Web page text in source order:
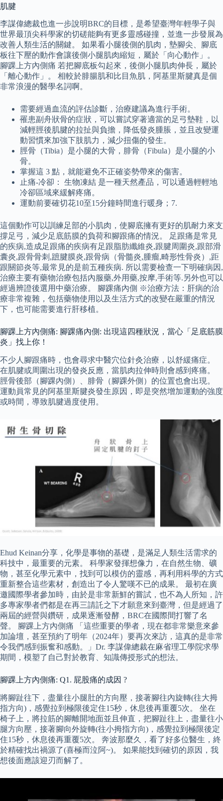
肌腱
李謀偉總裁也進一步說明BRC的目標，是希望臺灣年輕學子與
世界最頂尖科學家的切磋能夠有更多靈感碰撞，並進一步發展為
改善人類生活的關鍵。 如果看小腿後側的肌肉，墊腳尖、腳底
板往下壓的動作會讓後側小腿肌肉縮短，屬於「向心動作」。
腳踝上方內側痛 若把腳底板勾起來，後側小腿肌肉伸長，屬於
「離心動作」。 相較於腓腸肌和比目魚肌，阿基里斯腱真是個
非常浪漫的醫學名詞啊。
需要經過血流的評估診斷，治療建議為進行手術。
罹患副舟狀骨的症狀，可以嘗試穿著適當的足弓墊鞋，以
減輕脛後肌腱的拉扯與負擔，降低發炎腫脹，並且改變運
動習慣來加強下肢肌力，減少扭傷的發生。
脛骨（Tibia）是小腿的大骨，腓骨（Fibula）是小腿的小
骨。
掌握這 3 點，就能避免不正確姿勢帶來的傷害。
止痛-冷卻： 生物凍結 是一種天然產品，可以通過輕輕地
冷卻區域來緩解疼痛。
運動前要確切花10至15分鐘時間進行暖身；7.
這個動作可以訓練足部的小肌肉，使腳底擁有更好的肌耐力來支
撐足弓，減少足底筋膜的負荷和腳跟痛的情況。 足跟痛是常見
的疾病,造成足跟痛的疾病有足跟脂肪纖維炎,跟腱周圍炎,跟部滑
囊炎,跟骨骨刺,蹠腱膜炎,跟骨病（骨髓炎,腫瘤,畸形性骨炎）,距
跟關節炎等,最常見的是前五種疾病. 所以需要檢查一下明確病因,
治療主要有藥物治療包括內服藥,外用藥,按摩,手術等.另外也可以
經過辨證後選用中藥治療。 腳踝痛內側 ※治療方法：肝病的治
療非常複雜，包括藥物使用以及生活方式的改變在嚴重的情況
下，也可能需要進行肝移植。
腳踝上方內側痛: 腳踝痛內側: 出現這四種狀況，當心「足底筋膜
炎」找上你！
不少人腳跟痛時，也會尋求中醫穴位針灸治療，以舒緩痛症。
在肌腱或周圍出現的發炎反應，當肌肉拉伸時則會感到疼痛。
脛骨後部（腳踝內側）、腓骨（腳踝外側）的位置也會出現。
運動員常見的阿基里斯腱炎發生原因，即是突然增加運動的強度
或時間，導致肌腱過度使用。
Ehud Keinan分享，化學是事物的基礎，是滿足人類生活需求的
科技中，最重要的元素。 科學家發揮想像力，在自然生物、礦
物，甚至化學元素中，找到可以模仿的靈感，再利用科學的方式
重新整合這些素材，創造出了令人驚嘆不已的成果。 最初在廣
邀國際學者參加時，由於是非常新鮮的嘗試，也不為人所知，許
多專家學者們都是在再三請託之下才願意來到臺灣，但是經過了
兩屆的經營與鑽研，成果逐漸發酵，BRC在國際間打響了名
聲。 腳踝上方內側痛 「這些重要的學者，現在都非常樂意來參
加論壇，甚至預約了明年（2024年）要再次來訪，這真的是非常
令我們感到振奮和感動。」Dr. 李謀偉總裁在麻省理工學院求學
期間，模塑了自己對於教育、知識傳授形式的想法。
腳踝上方內側痛: Q1. 屁股痛的成因 ?
將腳趾往下，盡量往小腿肚的方向壓，接著腳往內旋轉(往大拇
指方向)，感覺拉到極限後定住15秒，休息後再重覆5次。 坐在
椅子上，將拉筋的腳離開地面並且伸直，把腳趾往上，盡量往小
腿方向壓，接著腳向外旋轉(往小拇指方向)，感覺拉到極限後定
住15秒，休息後再重覆5次。 奔波那麼久，看了好多位醫生，終
於精確找出禍源了(喜極而泣阿~)。 如果能找到確切的原因，我
想後面應該迎刃而解了。